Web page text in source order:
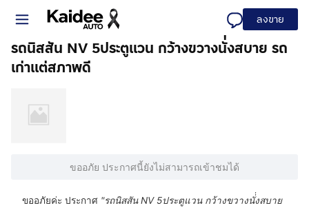
ลงขาย
รถนิสสัน NV 5ประตูแวน กว้างขวางนั่่งสบาย รถ
เก่าแต่สภาพดี
ขออภัย ประกาศนี้ยังไม่สามารถเข้าชมได้
ขออภัยค่ะ ประกาศ "รถนิสสัน NV 5ประตูแวน กว้างขวางนั่่งสบาย